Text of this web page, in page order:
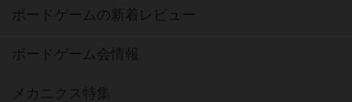
ボードゲームの新着レビュー
ボードゲーム会情報
メカニクス特集